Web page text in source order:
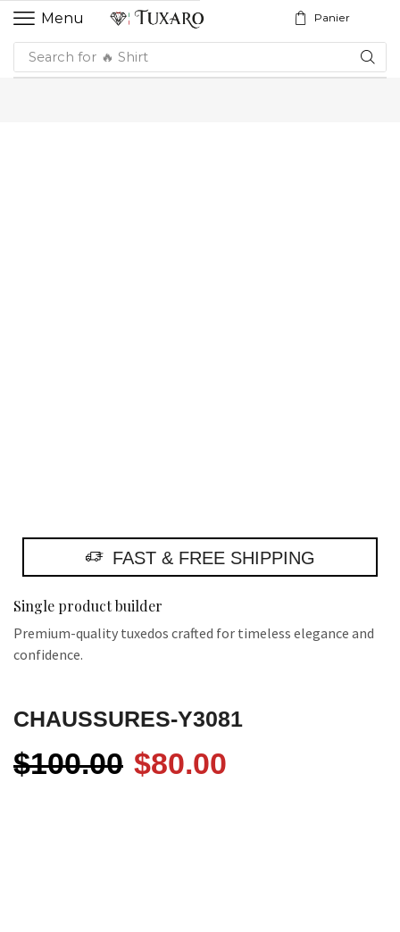
Menu Panier
Search for 🔥 Shirt
FAST & FREE SHIPPING
Single product builder
Premium-quality tuxedos crafted for timeless elegance and
confidence.
CHAUSSURES-Y3081
$100.00 $80.00